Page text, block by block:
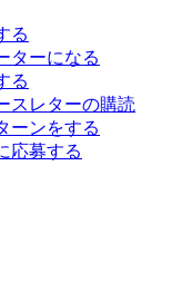
る
ターになる
る
スレターの購読
ーンをする
応募する